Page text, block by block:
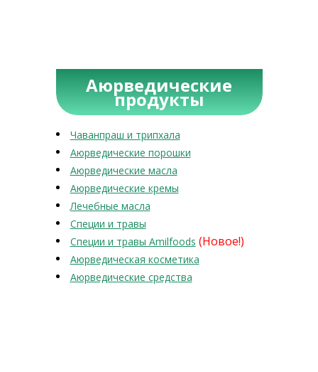
Аюрведические
продукты
Чаванпраш и трипхала
Аюрведические порошки
Аюрведические масла
Аюрведические кремы
Лечебные масла
Специи и травы
Специи и травы Amilfoods (Новое!)
Аюрведическая косметика
Аюрведические средства